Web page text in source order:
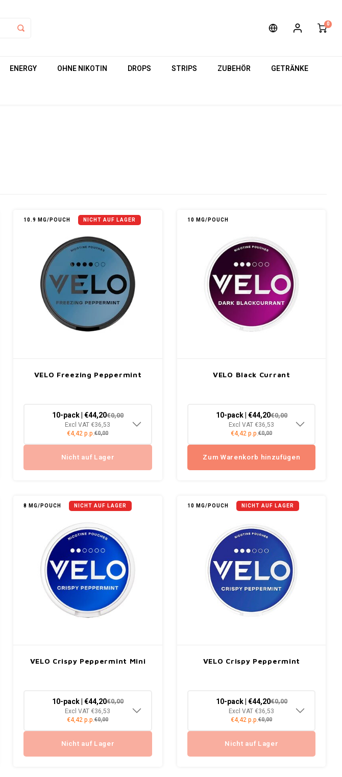
0
ENERGY OHNE NIKOTIN DROPS STRIPS ZUBEHÖR GETRÄNKE
10.9 MG/POUCH NICHT AUF LAGER
VELO Freezing Peppermint
10-pack | €44,20€0,00
Excl VAT €36,53
€4,42 p.p.€0,00
Nicht auf Lager
10 MG/POUCH
VELO Black Currant
10-pack | €44,20€0,00
Excl VAT €36,53
€4,42 p.p.€0,00
Zum Warenkorb hinzufügen
8 MG/POUCH NICHT AUF LAGER
VELO Crispy Peppermint Mini
10-pack | €44,20€0,00
Excl VAT €36,53
€4,42 p.p.€0,00
Nicht auf Lager
10 MG/POUCH NICHT AUF LAGER
VELO Crispy Peppermint
10-pack | €44,20€0,00
Excl VAT €36,53
€4,42 p.p.€0,00
Nicht auf Lager